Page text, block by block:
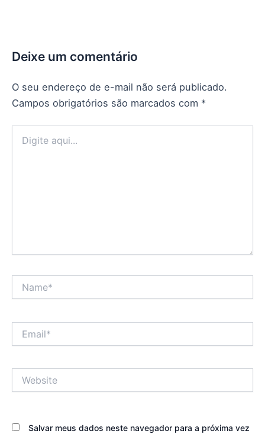
Deixe um comentário
O seu endereço de e-mail não será publicado.
Campos obrigatórios são marcados com *
aqui...
Salvar meus dados neste navegador para a próxima vez